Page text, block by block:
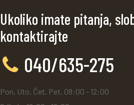
Ukoliko imate pitanja,
kontaktirajte
040/635-275
Pon, Uto, Čet, Pet, 08:00 - 12:00